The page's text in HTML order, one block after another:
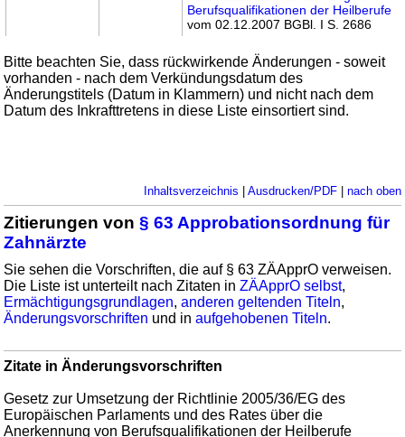
Berufsqualifikationen der Heilberufe
vom 02.12.2007 BGBl. I S. 2686
Bitte beachten Sie, dass rückwirkende Änderungen - soweit
vorhanden - nach dem Verkündungsdatum des
Änderungstitels (Datum in Klammern) und nicht nach dem
Datum des Inkrafttretens in diese Liste einsortiert sind.
Inhaltsverzeichnis | Ausdrucken/PDF| nach oben
Zitierungen von§ 63 Approbationsordnung für
Zahnärzte
Sie sehen die Vorschriften, die auf § 63 ZÄApprO verweisen.
Die Liste ist unterteilt nach Zitaten inZÄApprO selbst,
Ermächtigungsgrundlagen,anderen geltenden Titeln,
Änderungsvorschriften und inaufgehobenen Titeln.
Zitate in Änderungsvorschriften
Gesetz zur Umsetzung der Richtlinie 2005/36/EG des
Europäischen Parlaments und des Rates über die
Anerkennung von Berufsqualifikationen der Heilberufe